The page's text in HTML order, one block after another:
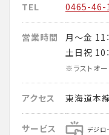
TEL 0465-46-
営業時間
月～金 11
土日祝 10
※ラストオ
アクセス 東海道本
サービス デジロ